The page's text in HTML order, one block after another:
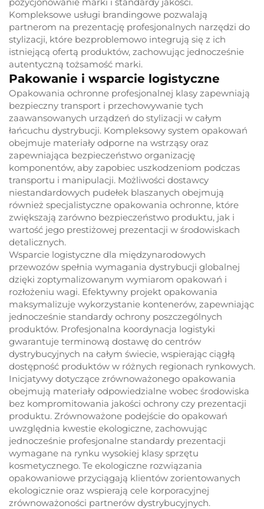
Kompleksowe usługi brandingowe pozwalają
partnerom na prezentację profesjonalnych narzędzi do
stylizacji, które bezproblemowo integrują się z ich
istniejącą ofertą produktów, zachowując jednocześnie
autentyczną tożsamość marki.
Pakowanie i wsparcie logistyczne
Opakowania ochronne profesjonalnej klasy zapewniają
bezpieczny transport i przechowywanie tych
zaawansowanych urządzeń do stylizacji w całym
łańcuchu dystrybucji. Kompleksowy system opakowań
obejmuje materiały odporne na wstrząsy oraz
zapewniająca bezpieczeństwo organizację
komponentów, aby zapobiec uszkodzeniom podczas
transportu i manipulacji. Możliwości dostawcy
niestandardowych pudełek blaszanych obejmują
również specjalistyczne opakowania ochronne, które
zwiększają zarówno bezpieczeństwo produktu, jak i
wartość jego prestiżowej prezentacji w środowiskach
detalicznych.
Wsparcie logistyczne dla międzynarodowych
przewozów spełnia wymagania dystrybucji globalnej
dzięki zoptymalizowanym wymiarom opakowań i
rozłożeniu wagi. Efektywny projekt opakowania
maksymalizuje wykorzystanie kontenerów, zapewniając
jednocześnie standardy ochrony poszczególnych
produktów. Profesjonalna koordynacja logistyki
gwarantuje terminową dostawę do centrów
dystrybucyjnych na całym świecie, wspierając ciągłą
dostępność produktów w różnych regionach rynkowych.
Inicjatywy dotyczące zrównoważonego opakowania
obejmują materiały odpowiedzialne wobec środowiska
bez kompromitowania jakości ochrony czy prezentacji
produktu. Zrównoważone podejście do opakowań
uwzględnia kwestie ekologiczne, zachowując
jednocześnie profesjonalne standardy prezentacji
wymagane na rynku wysokiej klasy sprzętu
kosmetycznego. Te ekologiczne rozwiązania
opakowaniowe przyciągają klientów zorientowanych
ekologicznie oraz wspierają cele korporacyjnej
zrównoważoności partnerów dystrybucyjnych.